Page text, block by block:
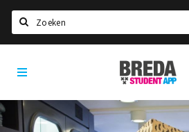
HOME
STUDEREN
Breda
Student